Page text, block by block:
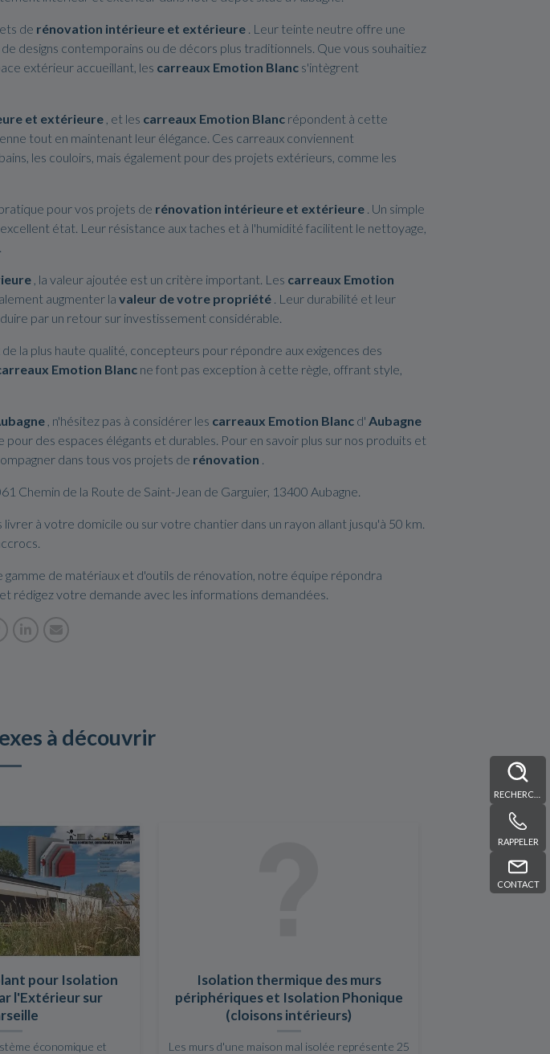
RAPPELER
CONTACT
de rénovation intérieure et extérieure . Leur teinte neutre offre une
designs contemporains ou de décors plus traditionnels. Que vous souhaitiez
extérieur accueillant, les carreaux Emotion Blanc s'intègrent
et extérieure , et les carreaux Emotion Blanc répondent à cette
tout en maintenant leur élégance. Ces carreaux conviennent
les couloirs, mais également pour des projets extérieurs, comme les
pour vos projets de rénovation intérieure et extérieure . Un simple
état. Leur résistance aux taches et à l'humidité facilitent le nettoyage,
, la valeur ajoutée est un critère important. Les carreaux Emotion
augmenter la valeur de votre propriété . Leur durabilité et leur
par un retour sur investissement considérable.
la plus haute qualité, concepteurs pour répondre aux exigences des
Emotion Blanc ne font pas exception à cette règle, offrant style,
, n'hésitez pas à considérer les carreaux Emotion Blanc d' Aubagne
des espaces élégants et durables. Pour en savoir plus sur nos produits et
dans tous vos projets de rénovation .
Chemin de la Route de Saint-Jean de Garguier, 13400 Aubagne.
à votre domicile ou sur votre chantier dans un rayon allant jusqu'à 50 km.
de matériaux et d'outils de rénovation, notre équipe répondra
rédigez votre demande avec les informations demandées.
à découvrir
pour Isolation
l'Extérieur sur
économique et
Isolation thermique des murs
périphériques et Isolation Phonique
(cloisons intérieurs)
Les murs d'une maison mal isolée représente 25